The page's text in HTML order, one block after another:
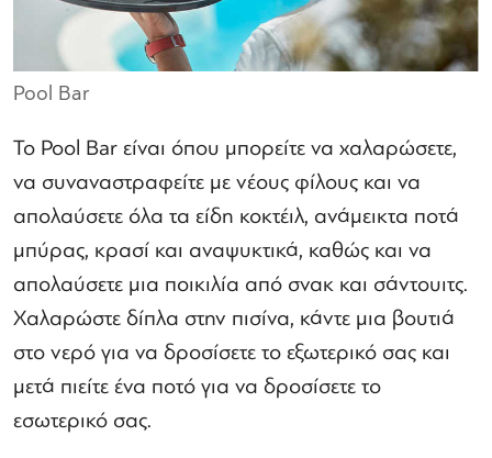
Pool Bar
Το Pool Bar είναι όπου μπορείτε να χαλαρώσετε,
να συναναστραφείτε με νέους φίλους και να
απολαύσετε όλα τα είδη κοκτέιλ, ανάμεικτα ποτά
μπύρας, κρασί και αναψυκτικά, καθώς και να
απολαύσετε μια ποικιλία από σνακ και σάντουιτς.
Χαλαρώστε δίπλα στην πισίνα, κάντε μια βουτιά
στο νερό για να δροσίσετε το εξωτερικό σας και
μετά πιείτε ένα ποτό για να δροσίσετε το
εσωτερικό σας.